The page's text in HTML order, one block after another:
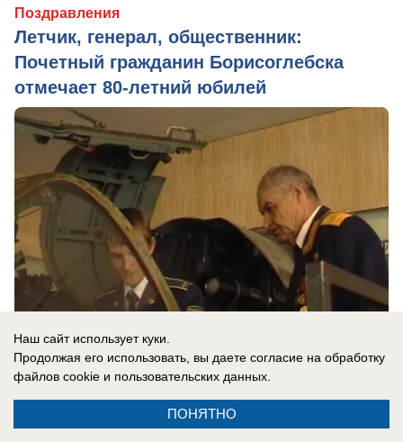
Поздравления
Летчик, генерал, общественник:
Почетный гражданин Борисоглебска
отмечает 80-летний юбилей
19.11.2021 0
Наш сайт использует куки.
Продолжая его использовать, вы даете согласие на обработку
файлов cookie и пользовательских данных.
ПОНЯТНО